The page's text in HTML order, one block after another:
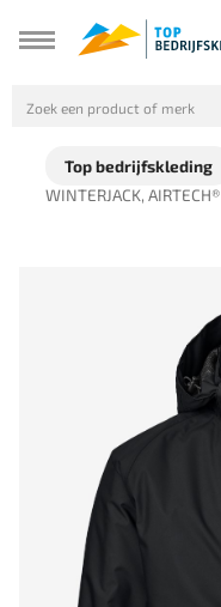
Top bedrijfskleding
WINTERJACK, AIRTECH®